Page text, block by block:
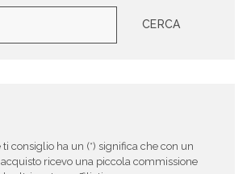
CERCA
ti consiglio ha un (*) significa che con un
ricevo una piccola commissione